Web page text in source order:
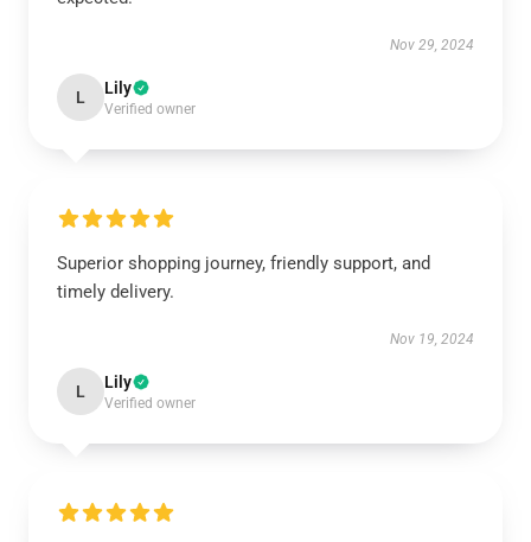
Nov 29, 2024
L Lily
Verified owner
Superior shopping journey, friendly support, and
timely delivery.
Nov 19, 2024
L Lily
Verified owner